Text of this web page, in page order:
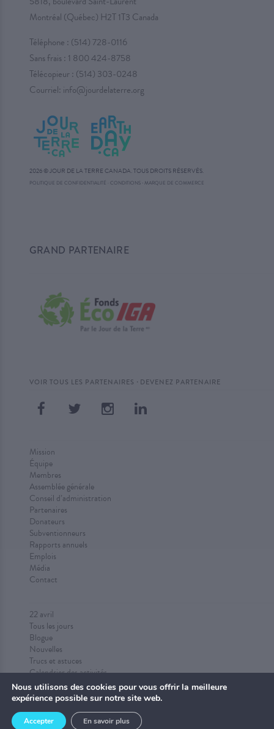
Montréal (Québec) H2T 1T3 Canada
Téléphone : (514) 728-0116
Sans frais : 1 800 424-8758
Télécopieur : (514) 303-0248
Courriel: info@jourdelaterre.org
2026 © JOUR DE LA TERRE CANADA. TOUS DROITS RÉSERVÉS.
POLITIQUE DE CONFIDENTIALITÉ CONDITIONS·MARQUE DE COMMERCE
GRAND PARTENAIRE
VOIR TOUS LES PARTENAIRES · DEVENEZ PARTENAIRE
Mission
Équipe
Membres
Assemblée générale
Conseil d’administration
Partenaires
Donateurs
Subventionneurs
Rapports annuels
Emplois
Média
Contact
22 avril
Tous les jours
Blogue
Nouvelles
Trucs et astuces
Calendrier des activités
Proposez des activités
Nous utilisons des cookies pour vous offrir la meilleure
expérience possible sur notre site web.
Accepter En savoir plus